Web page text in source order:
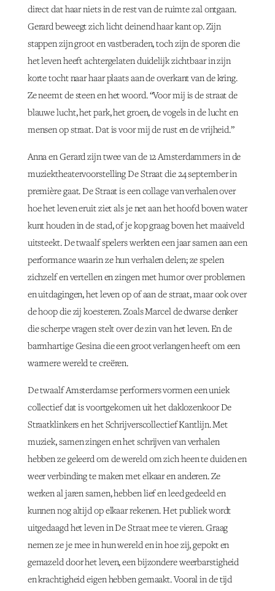
direct dat haar niets in de rest van de ruimte zal ontgaan.
Gerard beweegt zich licht deinend haar kant op. Zijn
stappen zijn groot en vastberaden, toch zijn de sporen die
het leven heeft achtergelaten duidelijk zichtbaar in zijn
korte tocht naar haar plaats aan de overkant van de kring.
Ze neemt de steen en het woord. “Voor mij is de straat de
blauwe lucht, het park, het groen, de vogels in de lucht en
mensen op straat. Dat is voor mij de rust en de vrijheid.”
Anna en Gerard zijn twee van de 12 Amsterdammers in de
muziektheatervoorstelling De Straat die 24 september in
première gaat. De Straat is een collage van verhalen over
hoe het leven eruit ziet als je net aan het hoofd boven water
kunt houden in de stad, of je kop graag boven het maaiveld
uitsteekt. De twaalf spelers werkten een jaar samen aan een
performance waarin ze hun verhalen delen; ze spelen
zichzelf en vertellen en zingen met humor over problemen
en uitdagingen, het leven op of aan de straat, maar ook over
de hoop die zij koesteren. Zoals Marcel de dwarse denker
die scherpe vragen stelt over de zin van het leven. En de
barmhartige Gesina die een groot verlangen heeft om een
warmere wereld te creëren.
De twaalf Amsterdamse performers vormen een uniek
collectief dat is voortgekomen uit het daklozenkoor De
Straatklinkers en het Schrijverscollectief Kantlijn. Met
muziek, samen zingen en het schrijven van verhalen
hebben ze geleerd om de wereld om zich heen te duiden en
weer verbinding te maken met elkaar en anderen. Ze
werken al jaren samen, hebben lief en leed gedeeld en
kunnen nog altijd op elkaar rekenen. Het publiek wordt
uitgedaagd het leven in De Straat mee te vieren. Graag
nemen ze je mee in hun wereld en in hoe zij, gepokt en
gemazeld door het leven, een bijzondere weerbarstigheid
en krachtigheid eigen hebben gemaakt. Vooral in de tijd